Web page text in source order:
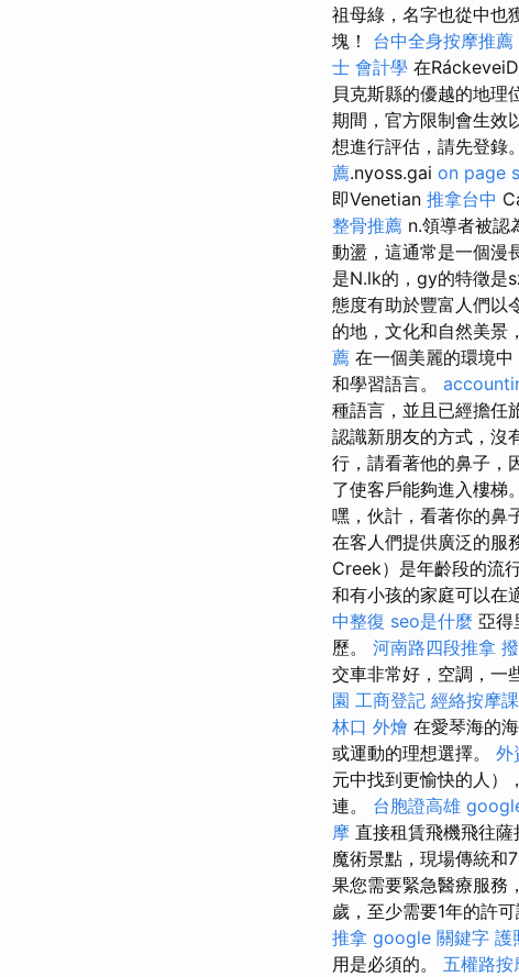
祖母綠，名字也從中也
塊！ 台中全身按摩推薦
士 會計學 在
貝克斯縣的優越的地理
期間，官方限制會生效
想進行評估，請先登
薦.nyoss.gai on page
即Venetian 推拿台中
整骨推薦 n.領導者被認
動盪，這通常是一個漫
是N.lk的，gy的特徵是
態度有助於豐富人們以
的地，文化和自然美景
薦 在一個美麗的環境中
和學習語言。
種語言，並且已經擔任
認識新朋友的方式，沒
行，請看著他的鼻子，
了使客戶能夠進入樓梯。
嘿，伙計，看著你的鼻
在客人們提供廣泛的服
Creek）是年齡段的流
和有小孩的家庭可以在
中整復 seo是什麼 亞得
歷。 河南路四段推拿
交車非常好，空調，一
園 工商登記 經絡按摩
林口 外燴 在愛琴海的
或運動的理想選擇。 外
元中找到更愉快的人）
連。 台胞證高雄
摩 直接租賃飛機飛往薩
魔術景點，現場傳統和
果您需要緊急醫療服務
歲，至少需要1年的許可
推拿 google 關鍵字 護
用是必須的。 五權路按